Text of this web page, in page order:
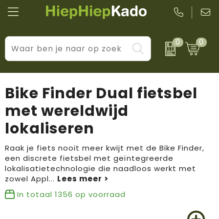
0 0
Kantoor & schrijfwaren
Wellness & verzorging
Tassen & reizen
Huis, tuin & keuken
Elektronica & gadgets
Kleding & accessoires
Levensstijl
Prijs & impact
BIC
Boska
Brandflavours
Camelbak
Janzen
JBL
Bike Finder Dual fietsbel
met wereldwijd
lokaliseren
Raak je fiets nooit meer kwijt met de Bike Finder,
een discrete fietsbel met geïntegreerde
lokalisatietechnologie die naadloos werkt met
zowel Appl...
In totaal 1356 op voorraad